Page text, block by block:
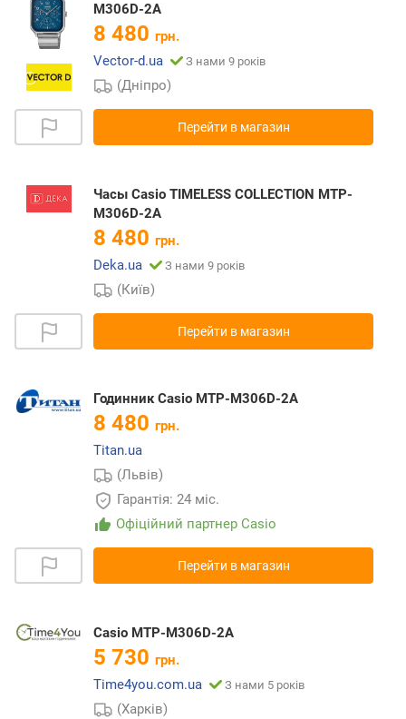
M306D-2A
8 480 грн.
Vector-d.ua
З нами 9 років
(Дніпро)
Перейти в магазин
Часы Casio TIMELESS COLLECTION MTP-
M306D-2A
8 480 грн.
Deka.ua
З нами 9 років
(Київ)
Перейти в магазин
Годинник Casio MTP-M306D-2A
8 480 грн.
Titan.ua
(Львів)
Гарантія: 24 міс.
Офіційний партнер Casio
Перейти в магазин
Casio MTP-M306D-2A
5 730 грн.
Time4you.com.ua
З нами 5 років
(Харків)